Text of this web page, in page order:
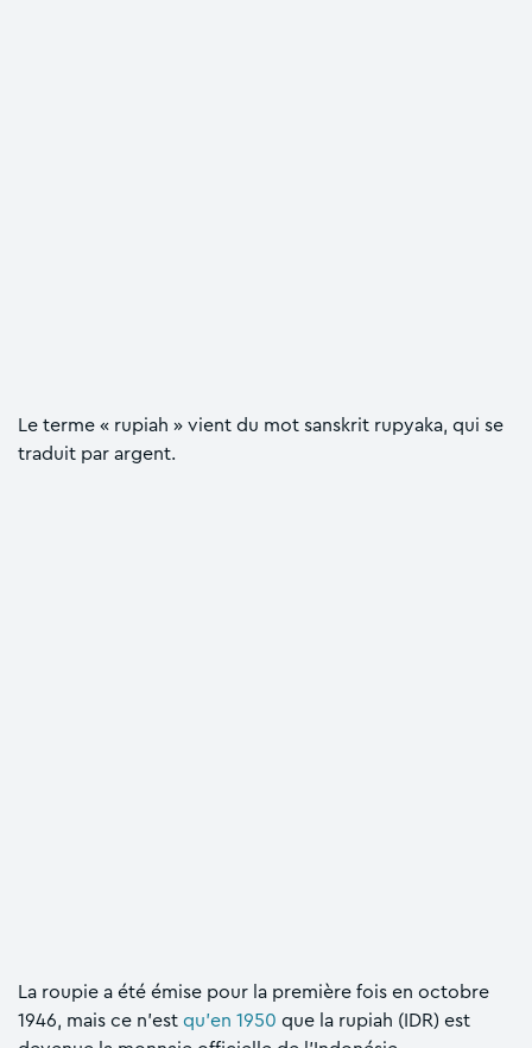
Le terme « rupiah » vient du mot sanskrit rupyaka, qui se
traduit par argent.
La roupie a été émise pour la première fois en octobre
1946, mais ce n'est qu’en 1950 que la rupiah (IDR) est